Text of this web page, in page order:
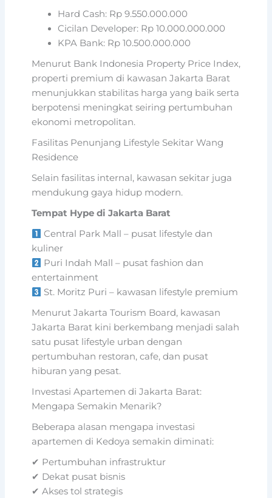
Hard Cash: Rp 9.550.000.000
Cicilan Developer: Rp 10.000.000.000
KPA Bank: Rp 10.500.000.000
Menurut Bank Indonesia Property Price Index,
properti premium di kawasan Jakarta Barat
menunjukkan stabilitas harga yang baik serta
berpotensi meningkat seiring pertumbuhan
ekonomi metropolitan.
Fasilitas Penunjang Lifestyle Sekitar Wang
Residence
Selain fasilitas internal, kawasan sekitar juga
mendukung gaya hidup modern.
Tempat Hype di Jakarta Barat
Central Park Mall – pusat lifestyle dan
kuliner
Puri Indah Mall – pusat fashion dan
entertainment
St. Moritz Puri – kawasan lifestyle premium
Menurut Jakarta Tourism Board, kawasan
Jakarta Barat kini berkembang menjadi salah
satu pusat lifestyle urban dengan
pertumbuhan restoran, cafe, dan pusat
hiburan yang pesat.
Investasi Apartemen di Jakarta Barat:
Mengapa Semakin Menarik?
Beberapa alasan mengapa investasi
apartemen di Kedoya semakin diminati:
✔ Pertumbuhan infrastruktur
✔ Dekat pusat bisnis
✔ Akses tol strategis